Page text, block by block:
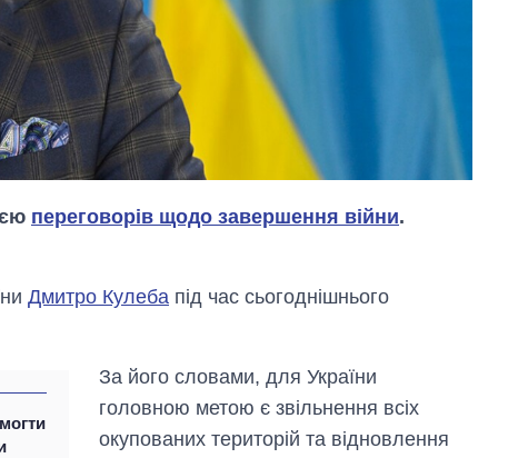
переговорів щодо завершення війни.
Дмитро Кулеба під час сьогоднішнього
За його словами, для України
головною метою є звільнення всіх
окупованих територій та відновлення